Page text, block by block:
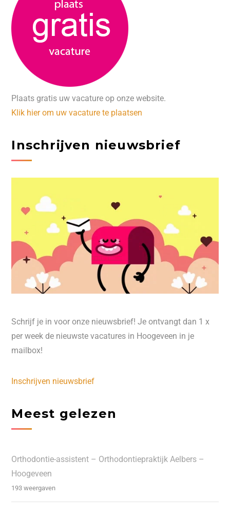
Plaats gratis uw vacature op onze website.
Klik hier om uw vacature te plaatsen
Inschrijven nieuwsbrief
Schrijf je in voor onze nieuwsbrief! Je ontvangt dan 1 x
per week de nieuwste vacatures in Hoogeveen in je
mailbox!
Inschrijven nieuwsbrief
Meest gelezen
Orthodontie-assistent – Orthodontiepraktijk Aelbers –
Hoogeveen
193 weergaven